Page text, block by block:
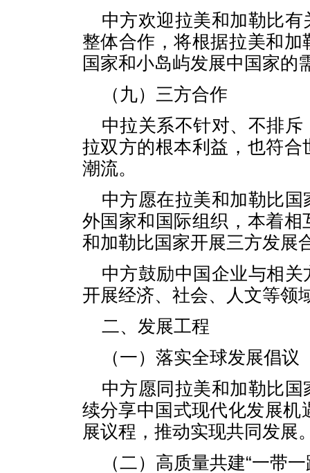
中方欢迎拉美和加勒比
整体合作，将根据拉美和
国家和小岛屿发展中国家的
（九）三方合作
中拉关系不针对、不排
拉双方的根本利益，也符
潮流。
中方愿在拉美和加勒比
外国家和国际组织，本着
和加勒比国家开展三方发展
中方鼓励中国企业与相
开展经济、社会、人文等领
二、发展工程
（一）落实全球发展倡议
中方愿同拉美和加勒比
续分享中国式现代化发展机
展议程，推动实现共同发展
（二）高质量共建“一带一